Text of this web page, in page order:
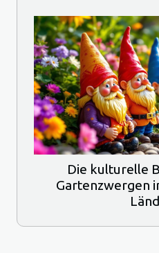
Die kulturelle
Gartenzwergen